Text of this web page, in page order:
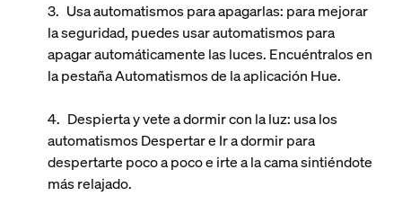
Usa automatismos para apagarlas: para mejorar
la seguridad, puedes usar automatismos para
apagar automáticamente las luces. Encuéntralos en
la pestaña Automatismos de la aplicación Hue.
Despierta y vete a dormir con la luz: usa los
automatismos Despertar e Ir a dormir para
despertarte poco a poco e irte a la cama sintiéndote
más relajado.